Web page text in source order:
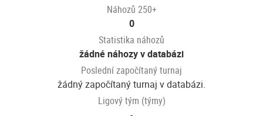
Náhozů 250+
0
Statistika náhozů
žádné náhozy v databázi
Poslední započítaný turnaj
žádný započítaný turnaj v databázi.
Ligový tým (týmy)
-